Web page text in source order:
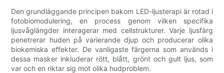
Den grundläggande principen bakom LED-ljusterapi är rotad i
fotobiomodulering, en process genom vilken specifika
ljusvåglängder interagerar med cellstrukturer. Varje ljusfärg
penetrerar huden på varierande djup och producerar olika
biokemiska effekter. De vanligaste färgerna som används i
dessa masker inkluderar rött, blått, grönt och gult ljus, som
var och en riktar sig mot olika hudproblem.